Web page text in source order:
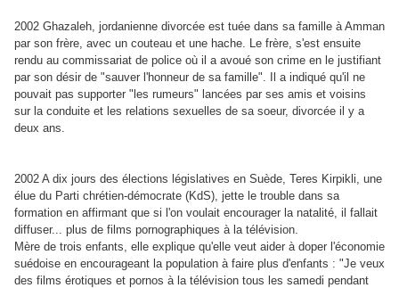
2002 Ghazaleh, jordanienne divorcée est tuée dans sa famille à Amman
par son frère, avec un couteau et une hache. Le frère, s'est ensuite
rendu au commissariat de police où il a avoué son crime en le justifiant
par son désir de "sauver l'honneur de sa famille". Il a indiqué qu'il ne
pouvait pas supporter "les rumeurs" lancées par ses amis et voisins
sur la conduite et les relations sexuelles de sa soeur, divorcée il y a
deux ans.
2002 A dix jours des élections législatives en Suède, Teres Kirpikli, une
élue du Parti chrétien-démocrate (KdS), jette le trouble dans sa
formation en affirmant que si l'on voulait encourager la natalité, il fallait
diffuser... plus de films pornographiques à la télévision.
Mère de trois enfants, elle explique qu'elle veut aider à doper l'économie
suédoise en encourageant la population à faire plus d'enfants : "Je veux
des films érotiques et pornos à la télévision tous les samedi pendant